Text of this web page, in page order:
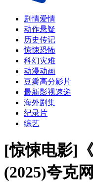
剧情爱情
动作悬疑
历史传记
惊悚恐怖
科幻灾难
动漫动画
豆瓣高分影片
最新影视速递
海外剧集
纪录片
综艺
[惊悚电影]
(2025)夸克